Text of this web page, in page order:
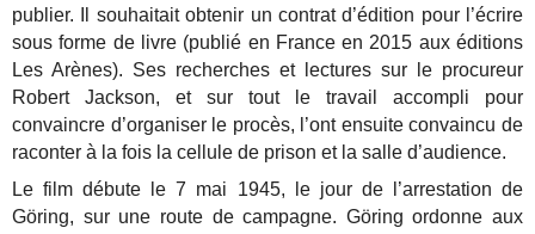
publier. Il souhaitait obtenir un contrat d’édition pour l’écrire
sous forme de livre (publié en France en 2015 aux éditions
Les Arènes). Ses recherches et lectures sur le procureur
Robert Jackson, et sur tout le travail accompli pour
convaincre d’organiser le procès, l’ont ensuite convaincu de
raconter à la fois la cellule de prison et la salle d’audience.
Le film débute le 7 mai 1945, le jour de l’arrestation de
Göring, sur une route de campagne. Göring ordonne aux